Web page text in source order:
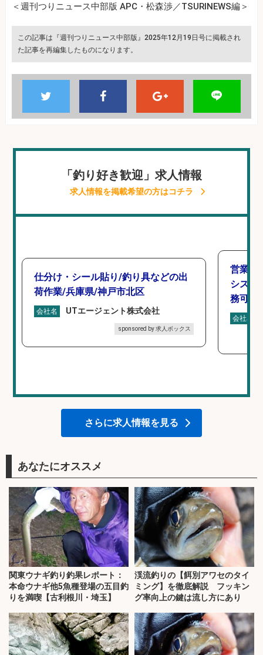
＜週刊つりニュース中部版 APC・松森渉／TSURINEWS編＞
この記事は『週刊つりニュース中部版』2025年12月19日号に掲載され
た記事を再編集したものになります。
「釣り好き歓迎」求人情報
求人情報を掲載希望の方はコチラ
仕分け・シール貼り/釣り具などの出
荷作業/兵庫県/神戸市北区
会社名 UTエージェント株式会社
sponsored by 求人ボックス
営業事
シスタ
務可/
会社名
さらに求人情報を見る
あなたにオススメ
関東ウナギ釣り釣果レポート：
本命ウナギ他5魚種登場の五目釣
りを満喫【古利根川・埼玉】
渓流釣りの【餌別アワセのタイ
ミング】を徹底解説 フッキン
グ率向上の鍵は流し方にあり